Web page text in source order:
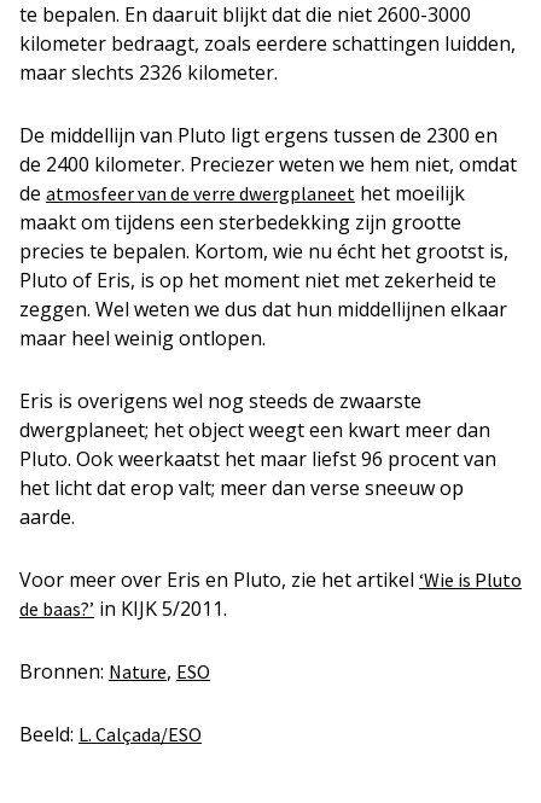
te bepalen. En daaruit blijkt dat die niet 2600-3000
kilometer bedraagt, zoals eerdere schattingen luidden,
maar slechts 2326 kilometer.
De middellijn van Pluto ligt ergens tussen de 2300 en
de 2400 kilometer. Preciezer weten we hem niet, omdat
de atmosfeer van de verre dwergplaneet het moeilijk
maakt om tijdens een sterbedekking zijn grootte
precies te bepalen. Kortom, wie nu écht het grootst is,
Pluto of Eris, is op het moment niet met zekerheid te
zeggen. Wel weten we dus dat hun middellijnen elkaar
maar heel weinig ontlopen.
Eris is overigens wel nog steeds de zwaarste
dwergplaneet; het object weegt een kwart meer dan
Pluto. Ook weerkaatst het maar liefst 96 procent van
het licht dat erop valt; meer dan verse sneeuw op
aarde.
Voor meer over Eris en Pluto, zie het artikel ‘Wie is Pluto
de baas?’ in KIJK 5/2011.
Bronnen: Nature, ESO
Beeld: L. Calçada/ESO